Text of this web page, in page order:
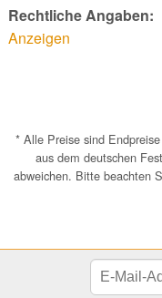
Rechtliche Angaben:
Anzeigen
* Alle Preise sind
aus dem deutschen
abweichen. Bitte beachten